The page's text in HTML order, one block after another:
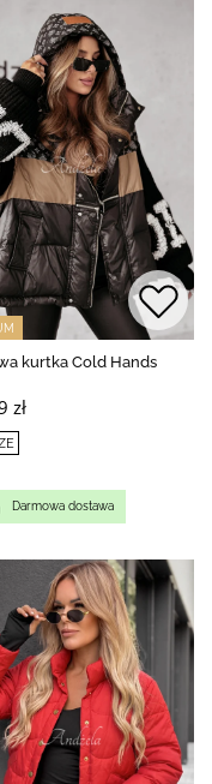
kurtka Cold Hands
zł
Darmowa dostawa